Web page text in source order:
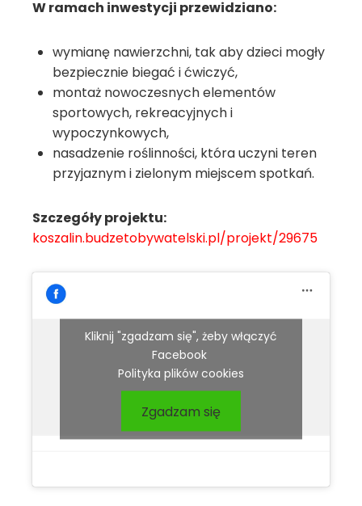
W ramach inwestycji przewidziano:
wymianę nawierzchni, tak aby dzieci mogły
bezpiecznie biegać i ćwiczyć,
montaż nowoczesnych elementów
sportowych, rekreacyjnych i
wypoczynkowych,
nasadzenie roślinności, która uczyni teren
przyjaznym i zielonym miejscem spotkań.
Szczegóły projektu:
koszalin.budzetobywatelski.pl/projekt/29675
Kliknij "zgadzam się", żeby włączyć
Facebook
Polityka plików cookies
Zgadzam się